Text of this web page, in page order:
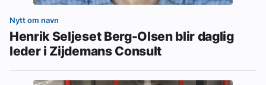
Nytt om navn
Henrik Seljeset Berg-Olsen blir daglig
leder i Zijdemans Consult